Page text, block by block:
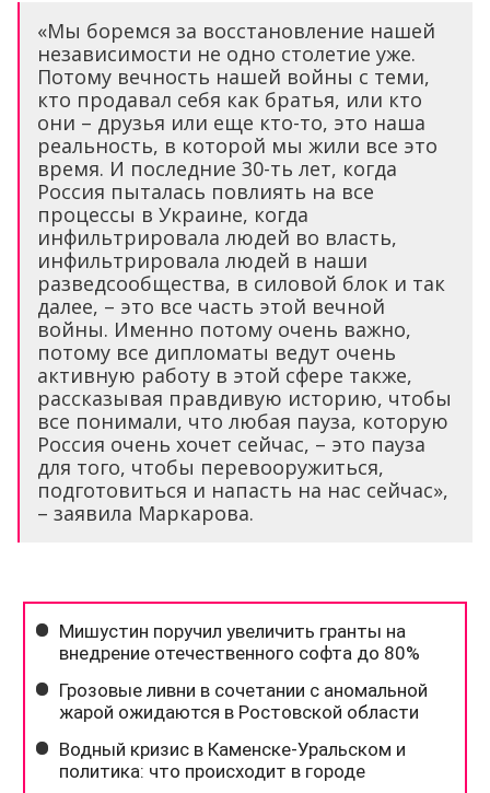
«Мы боремся за восстановление нашей
независимости не одно столетие уже.
Потому вечность нашей войны с теми,
кто продавал себя как братья, или кто
они – друзья или еще кто-то, это наша
реальность, в которой мы жили все это
время. И последние 30-ть лет, когда
Россия пыталась повлиять на все
процессы в Украине, когда
инфильтрировала людей во власть,
инфильтрировала людей в наши
разведсообщества, в силовой блок и так
далее, – это все часть этой вечной
войны. Именно потому очень важно,
потому все дипломаты ведут очень
активную работу в этой сфере также,
рассказывая правдивую историю, чтобы
все понимали, что любая пауза, которую
Россия очень хочет сейчас, – это пауза
для того, чтобы перевооружиться,
подготовиться и напасть на нас сейчас»,
– заявила Маркарова.